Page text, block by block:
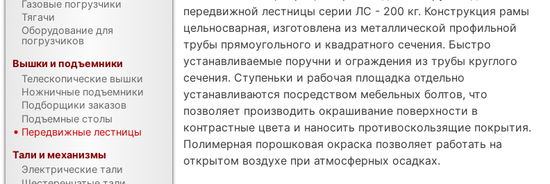
передвижной лестницы серии ЛС - 200 кг. Конструкция рамы
цельносварная, изготовлена из металлической профильной
трубы прямоугольного и квадратного сечения. Быстро
устанавливаемые поручни и ограждения из трубы круглого
сечения. Ступеньки и рабочая площадка отдельно
устанавливаются посредством мебельных болтов, что
позволяет производить окрашивание поверхности в
контрастные цвета и наносить противоскользящие покрытия.
Полимерная порошковая окраска позволяет работать на
открытом воздухе при атмосферных осадках.
Газовые погрузчики
Тягачи
Оборудование для
погрузчиков
Вышки и подъемники
Телескопические вышки
Ножничные подъемники
Подборщики заказов
Подъемные столы
Передвижные лестницы
Тали и механизмы
Электрические тали